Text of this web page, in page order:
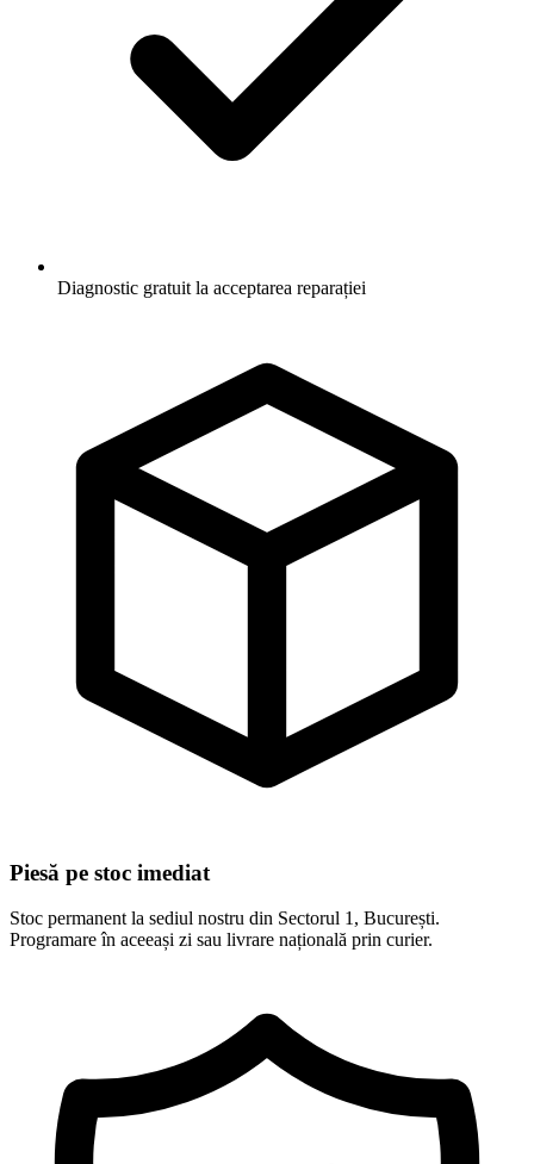
Diagnostic gratuit la acceptarea reparației
Piesă pe stoc imediat
Stoc permanent la sediul nostru din Sectorul 1, București.
Programare în aceeași zi sau livrare națională prin curier.